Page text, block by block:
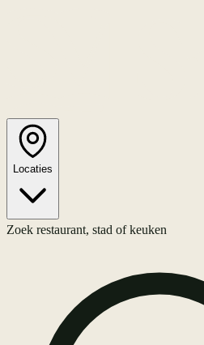
Locaties
Zoek restaurant, stad of keuken